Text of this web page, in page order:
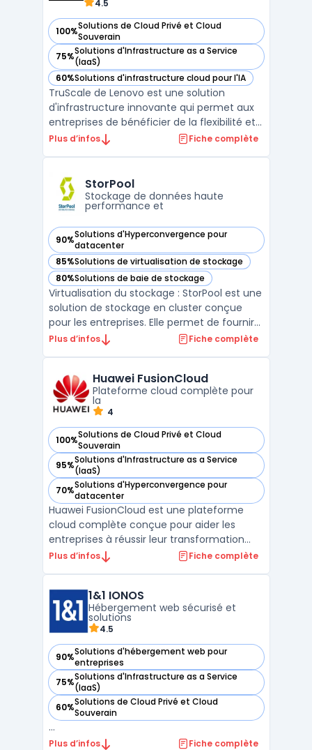
4.5
100%Solutions de Cloud Privé et Cloud
Souverain
— voir Lenovo TruScale Infrastructure Services dans cette
75%Solutions d'Infrastructure as a Service
(IaaS)
— voir Lenovo TruScale Infrastructure Services dans cette
60%Solutions d'infrastructure cloud pour l'IA
— voir Lenovo TruScale Infrastructure Services dans cette
TruScale de Lenovo est une solution
d'infrastructure innovante qui permet aux
entreprises de bénéficier de la flexibilité et
de l'évolutivité du Cloud tout en conservant
l'usage, TruScale offre une ...
Plus d’infos Fiche complète
StorPool
Stockage de données haute
performance et
90%Solutions d'Hyperconvergence pour
datacenter
— voir StorPool dans cette catégorie
85%Solutions de virtualisation de stockage
— voir StorPool dans cette catégorie
80%Solutions de baie de stockage
— voir StorPool dans cette catégorie
Virtualisation du stockage : StorPool est une
solution de stockage en cluster conçue
pour les entreprises. Elle permet de fournir
une plateforme de stockage partagée,
flexibilité, ce qui en fait une solution idéale
p ...
Plus d’infos Fiche complète
Huawei FusionCloud
Plateforme cloud complète pour
la
4
100%Solutions de Cloud Privé et Cloud
Souverain
— voir Huawei FusionCloud dans cette catégorie
95%Solutions d'Infrastructure as a Service
(IaaS)
— voir Huawei FusionCloud dans cette catégorie
70%Solutions d'Hyperconvergence pour
datacenter
— voir Huawei FusionCloud dans cette catégorie
Huawei FusionCloud est une plateforme
cloud complète conçue pour aider les
entreprises à réussir leur transformation
digitale. Elle intègre une suite de services
disponibilité élevée et une sécurité
renforcée des données critiqu ...
Plus d’infos Fiche complète
1&1 IONOS
Hébergement web sécurisé et
solutions
4.5
90%Solutions d'hébergement web pour
entreprises
— voir 1&1 IONOS dans cette catégorie
75%Solutions d'Infrastructure as a Service
(IaaS)
— voir 1&1 IONOS dans cette catégorie
60%Solutions de Cloud Privé et Cloud
Souverain
— voir 1&1 IONOS dans cette catégorie
...
Plus d’infos Fiche complète